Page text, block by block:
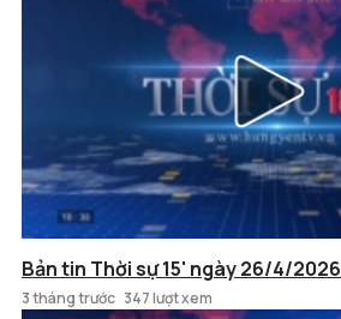
Bản tin Thời sự 15' ngày 26/4/2026
3 tháng trước 347 lượt xem